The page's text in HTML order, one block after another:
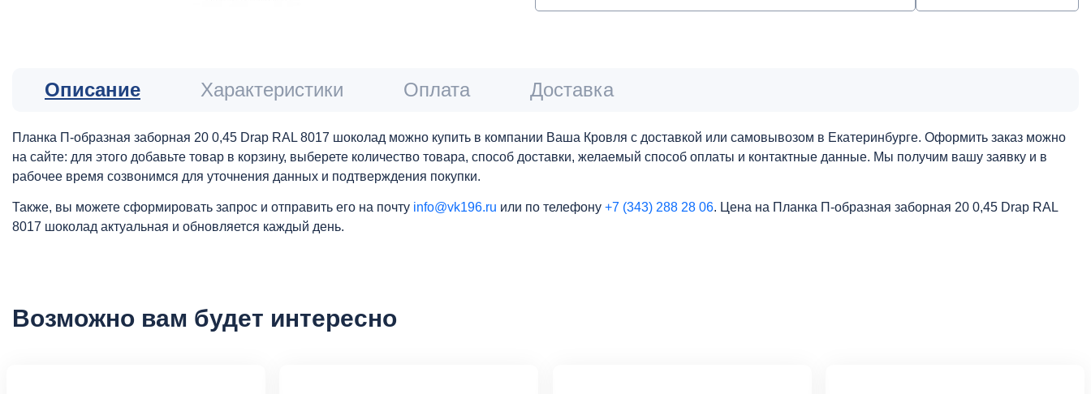
Описание Характеристики Оплата Доставка
Планка П-образная заборная 20 0,45 Drap RAL 8017 шоколад можно купить в компании Ваша Кровля с доставкой или самовывозом в Екатеринбурге. Оформить заказ можно
на сайте: для этого добавьте товар в корзину, выберете количество товара, способ доставки, желаемый способ оплаты и контактные данные. Мы получим вашу заявку и в
рабочее время созвонимся для уточнения данных и подтверждения покупки.
Также, вы можете сформировать запрос и отправить его на почту info@vk196.ru или по телефону +7 (343) 288 28 06. Цена на Планка П-образная заборная 20 0,45 Drap RAL
8017 шоколад актуальная и обновляется каждый день.
Возможно вам будет интересно